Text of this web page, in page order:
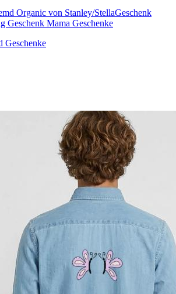
Organic von Stanley/StellaGeschenk
Geschenk Mama Geschenke
Geschenke